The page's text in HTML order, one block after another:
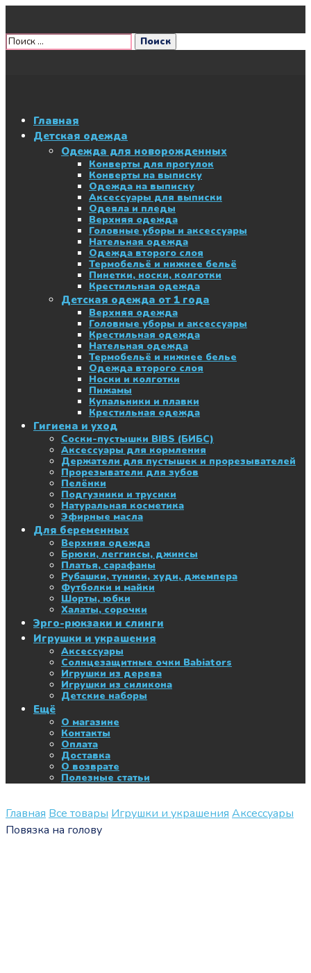
Главная
Детская одежда
Одежда для новорожденных
Конверты для прогулок
Конверты на выписку
Одежда на выписку
Аксессуары для выписки
Одеяла и пледы
Верхняя одежда
Головные уборы и аксессуары
Нательная одежда
Одежда второго слоя
Термобельё и нижнее бельё
Пинетки, носки, колготки
Крестильная одежда
Детская одежда от 1 года
Верхняя одежда
Головные уборы и аксессуары
Крестильная одежда
Нательная одежда
Термобельё и нижнее белье
Одежда второго слоя
Носки и колготки
Пижамы
Купальники и плавки
Крестильная одежда
Гигиена и уход
Соски-пустышки BIBS (БИБС)
Аксессуары для кормления
Держатели для пустышек и прорезывателей
Прорезыватели для зубов
Пелёнки
Подгузники и трусики
Натуральная косметика
Эфирные масла
Для беременных
Верхняя одежда
Брюки, леггинсы, джинсы
Платья, сарафаны
Рубашки, туники, худи, джемпера
Футболки и майки
Шорты, юбки
Халаты, сорочки
Эрго-рюкзаки и слинги
Игрушки и украшения
Аксессуары
Солнцезащитные очки Babiators
Игрушки из дерева
Игрушки из силикона
Детские наборы
Ещё
О магазине
Контакты
Оплата
Доставка
О возврате
Полезные статьи
Главная Все товары Игрушки и украшения Аксессуары
Повязка на голову